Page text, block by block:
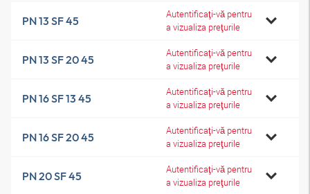
PN 13 SF 45
Autentificaţi-vă pentru
a vizualiza preţurile
PN 13 SF 20 45
Autentificaţi-vă pentru
a vizualiza preţurile
PN 16 SF 13 45
Autentificaţi-vă pentru
a vizualiza preţurile
PN 16 SF 20 45
Autentificaţi-vă pentru
a vizualiza preţurile
PN 20 SF 45
Autentificaţi-vă pentru
a vizualiza preţurile